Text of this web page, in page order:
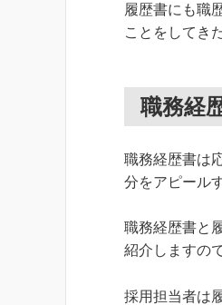
履歴書にも職
ことをしてき
職務経
職務経歴書は
分をアピール
職務経歴書と
紹介しますの
採用担当者は